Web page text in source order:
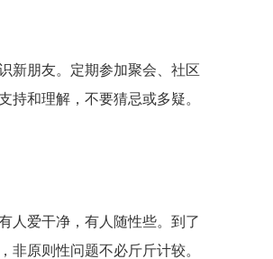
新朋友。定期参加聚会、社区
和理解，不要猜忌或多疑。
人爱干净，有人随性些。到了
原则性问题不必斤斤计较。